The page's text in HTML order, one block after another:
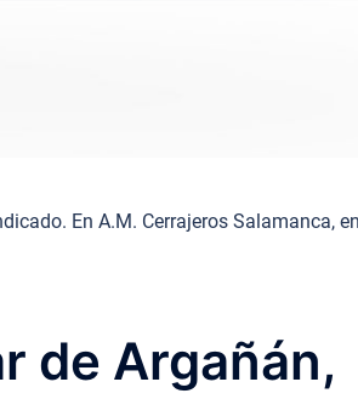
En A.M. Cerrajeros Salamanca,
de Argañán,